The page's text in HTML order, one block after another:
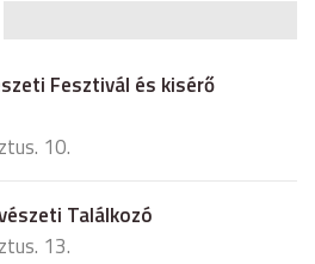
Fesztivál és kisérő
10.
Találkozó
13.